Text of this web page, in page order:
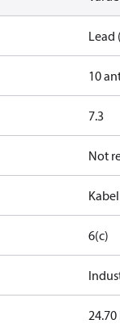
Lead
10
7.3
Not
Kabel
6(c)